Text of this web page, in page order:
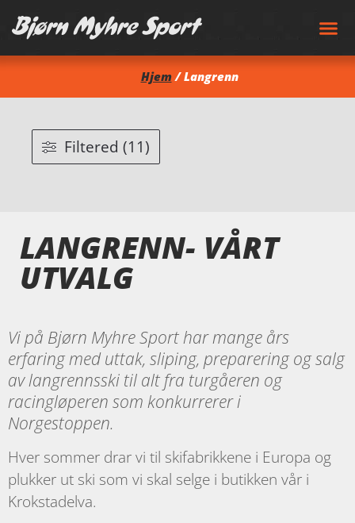
Hjem/ Langrenn
Filtered (11)
LANGRENN- VÅRT
UTVALG
Vi på Bjørn Myhre Sport har mange års
erfaring med uttak, sliping, preparering og salg
av langrennsski til alt fra turgåeren og
racingløperen som konkurrerer i
Norgestoppen.
Hver sommer drar vi til skifabrikkene i Europa og
plukker ut ski som vi skal selge i butikken vår i
Krokstadelva.